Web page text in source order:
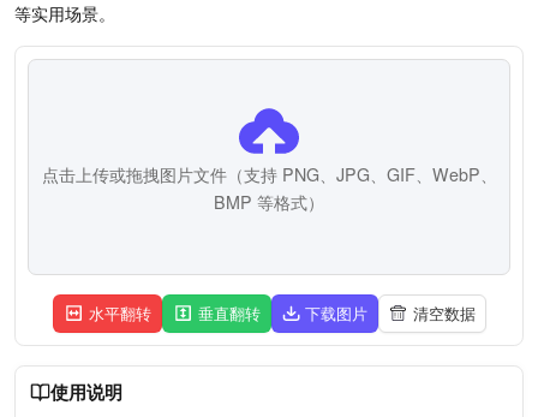
等实用场景。
点击上传或拖拽图片文件（支持 PNG、JPG、GIF、WebP、
BMP 等格式）
水平翻转 垂直翻转 下载图片 清空数据
使用说明